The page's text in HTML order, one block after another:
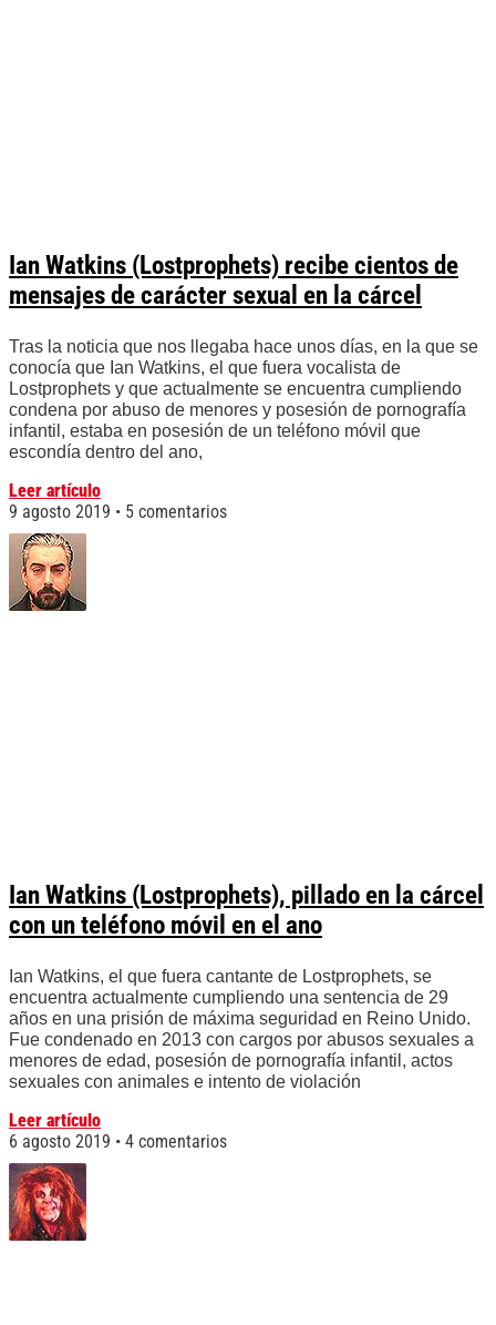
Ian Watkins (Lostprophets) recibe cientos de
mensajes de carácter sexual en la cárcel
Tras la noticia que nos llegaba hace unos días, en la que se
conocía que Ian Watkins, el que fuera vocalista de
Lostprophets y que actualmente se encuentra cumpliendo
condena por abuso de menores y posesión de pornografía
infantil, estaba en posesión de un teléfono móvil que
escondía dentro del ano,
Leer artículo
9 agosto 2019
5 comentarios
Ian Watkins (Lostprophets), pillado en la cárcel
con un teléfono móvil en el ano
Ian Watkins, el que fuera cantante de Lostprophets, se
encuentra actualmente cumpliendo una sentencia de 29
años en una prisión de máxima seguridad en Reino Unido.
Fue condenado en 2013 con cargos por abusos sexuales a
menores de edad, posesión de pornografía infantil, actos
sexuales con animales e intento de violación
Leer artículo
6 agosto 2019
4 comentarios